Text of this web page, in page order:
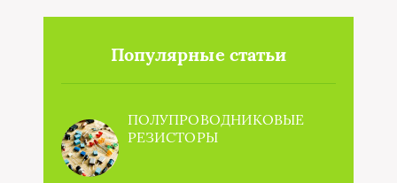
Популярные статьи
ПОЛУПРОВОДНИКОВЫЕ
РЕЗИСТОРЫ